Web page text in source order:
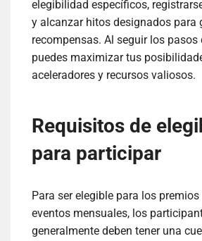
elegibilidad específicos,
y alcanzar hitos designados para
recompensas. Al seguir los pasos
puedes maximizar tus
aceleradores y recursos valiosos.
Requisitos de
para participar
Para ser elegible para los
eventos mensuales, los
generalmente deben tener una